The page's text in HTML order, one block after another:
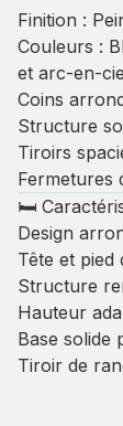
Finition :
Couleurs :
et arc-en-
Coins
Structure
Tiroirs
Fermetures
🛏
Design
Tête et
Structure
Hauteur
Base solide
Tiroir de